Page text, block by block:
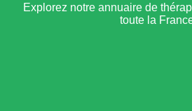
Explorez notre annuaire de
toute la